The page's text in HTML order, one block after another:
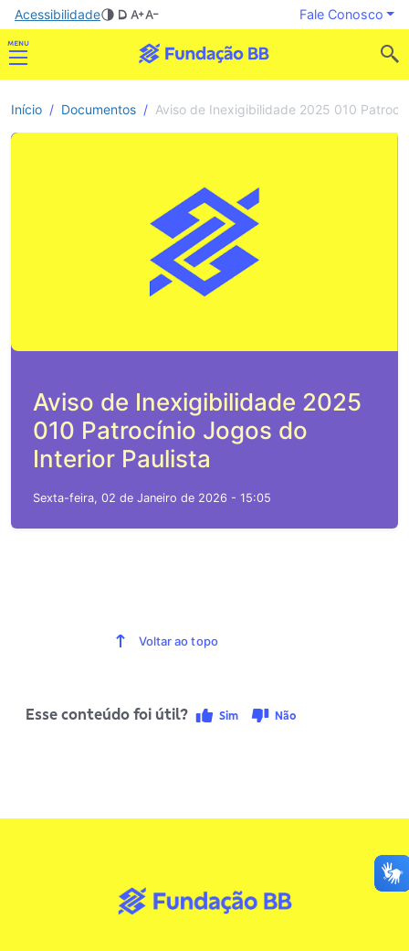
Acessibilidade Fale Conosco
Início Documentos Aviso de Inexigibilidade 2025 010
Aviso de Inexigibilidade 2025
010 Patrocínio Jogos do
Interior Paulista
Sexta-feira, 02 de Janeiro de 2026 - 15:05
Voltar ao topo
Esse conteúdo foi útil? Sim Não